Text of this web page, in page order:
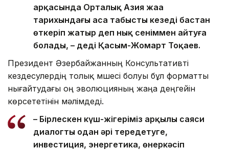
арқасында Орталық Азия жаңа
тарихындағы аса табысты кезеңді бастан
өткеріп жатыр деп нық сеніммен айтуға
болады, – деді Қасым-Жомарт Тоқаев.
Президент Әзербайжанның Консультативті
кездесулердің толық мүшесі болуы бұл форматты
нығайтудағы оң эволюцияның жаңа деңгейін
көрсететінін мәлімдеді.
– Бірлескен күш-жігеріміз арқылы саяси
диалогты одан әрі тереңдетуге,
инвестиция, энергетика, өнеркәсіп